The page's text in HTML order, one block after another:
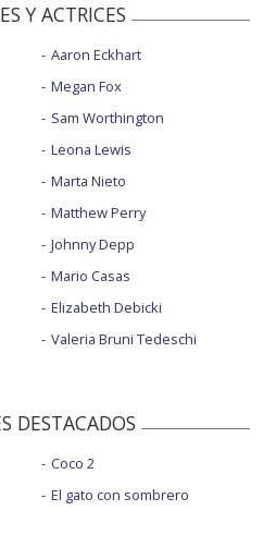
Y ACTRICES
Aaron Eckhart
Megan Fox
Sam Worthington
Leona Lewis
Marta Nieto
Matthew Perry
Johnny Depp
Mario Casas
Elizabeth Debicki
Valeria Bruni Tedeschi
DESTACADOS
Coco 2
El gato con sombrero